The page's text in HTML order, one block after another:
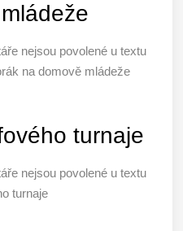
nejsou povolené u textu
na domově mládeže
turnaje
nejsou povolené u textu
turnaje